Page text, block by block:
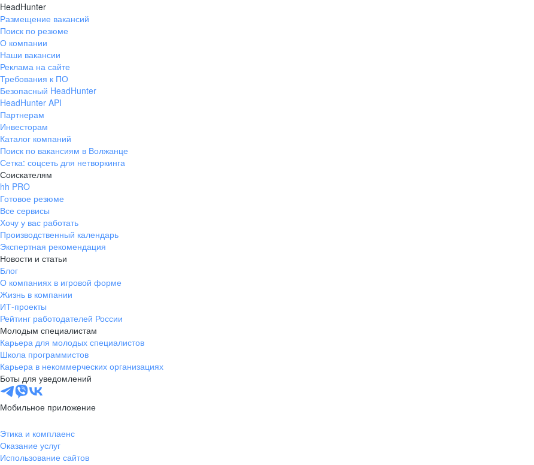
HeadHunter
Размещение вакансий
Поиск по резюме
О компании
Наши вакансии
Реклама на сайте
Требования к ПО
Безопасный HeadHunter
HeadHunter API
Партнерам
Инвесторам
Каталог компаний
Поиск по вакансиям в Волжанце
Сетка: соцсеть для нетворкинга
Соискателям
hh PRO
Готовое резюме
Все сервисы
Хочу у вас работать
Производственный календарь
Экспертная рекомендация
Новости и статьи
Блог
О компаниях в игровой форме
Жизнь в компании
ИТ-проекты
Рейтинг работодателей России
Молодым специалистам
Карьера для молодых специалистов
Школа программистов
Карьера в некоммерческих организациях
Боты для уведомлений
Мобильное приложение
Этика и комплаенс
Оказание услуг
Использование сайтов